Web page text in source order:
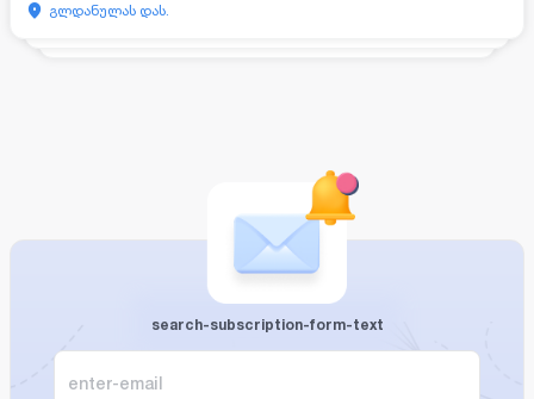
გლდანულას დას.
search-subscription-form-text